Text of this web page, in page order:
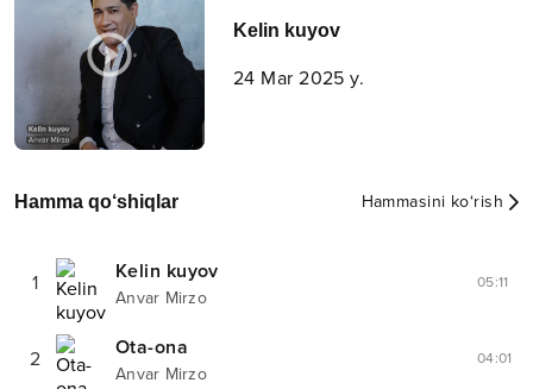
Kelin kuyov
24 Mar 2025 y.
Hamma qo‘shiqlar Hammasini ko‘rish
1 Kelin kuyov
Anvar Mirzo
05:11
2 Ota-ona
Anvar Mirzo
04:01